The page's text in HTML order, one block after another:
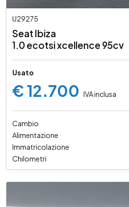
U29275
Seat Ibiza
1.0 ecotsi xcellence 95cv
Usato
€ 12.700 IVA inclusa
Cambio
Alimentazione
Immatricolazione
Chilometri